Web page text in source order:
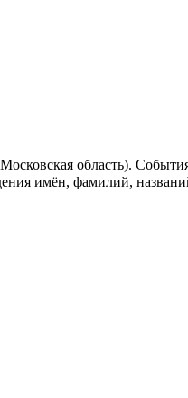
область).
имён, фамилий,